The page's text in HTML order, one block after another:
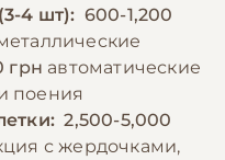
4 шт): 600-1,200
грн автоматические
поения
2,500-5,000
с жердочками,